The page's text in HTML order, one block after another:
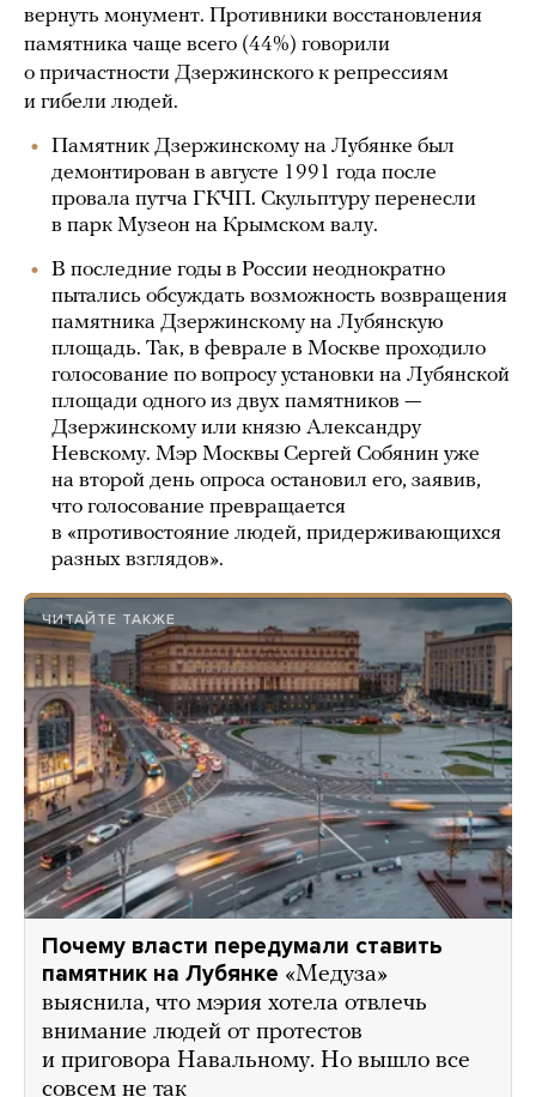
вернуть монумент. Противники восстановления
памятника чаще всего (44%) говорили
о причастности Дзержинского к репрессиям
и гибели людей.
Памятник Дзержинскому на Лубянке был
демонтирован в августе 1991 года после
провала путча ГКЧП. Скульптуру перенесли
в парк Музеон на Крымском валу.
В последние годы в России неоднократно
пытались обсуждать возможность возвращения
памятника Дзержинскому на Лубянскую
площадь. Так, в феврале в Москве проходило
голосование по вопросу установки на Лубянской
площади одного из двух памятников —
Дзержинскому или князю Александру
Невскому. Мэр Москвы Сергей Собянин уже
на второй день опроса остановил его, заявив,
что голосование превращается
в «противостояние людей, придерживающихся
разных взглядов».
ЧИТАЙТЕ ТАКЖЕ
Почему власти передумали ставить
памятник на Лубянке «Медуза»
выяснила, что мэрия хотела отвлечь
внимание людей от протестов
и приговора Навальному. Но вышло все
совсем не так